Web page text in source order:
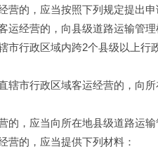
的，应当按照下列规定提出申
经营的，向县级道路运输管理
行政区域内跨2个县级以上行
市行政区域客运经营的，向所
，应当向所在地县级道路运输
的，应当提供下列材料：